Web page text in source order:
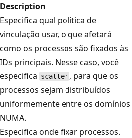
Description
Especifica qual política de
vinculação usar, o que afetará
como os processos são fixados às
IDs principais. Nesse caso, você
especifica scatter , para que os
processos sejam distribuídos
uniformemente entre os domínios
NUMA.
Especifica onde fixar processos.